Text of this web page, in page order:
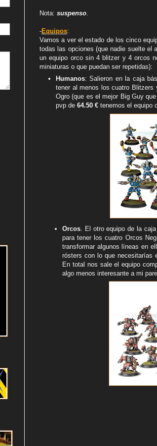
Nota: suspenso
-Equipos:
Vamos a ver el estado de los cinco
todas las opciones (que nadie suelte el
un equipo orco sin 4 blitzer y 4 orcos
miniaturas o que puedan ser repetidas):
Humanos: Salieron en la caja
tener al menos los cuatro Blitzers
Ogro (que es el mejor Big Guy
pvp de 64.50 € tenemos el equipo
Orcos . El otro equipo de la
para tener los cuatro Orcos
transformar algunos líneas en
rósters con lo que necesitarías
En total nos sale el equipo
algo menos interesante a mi